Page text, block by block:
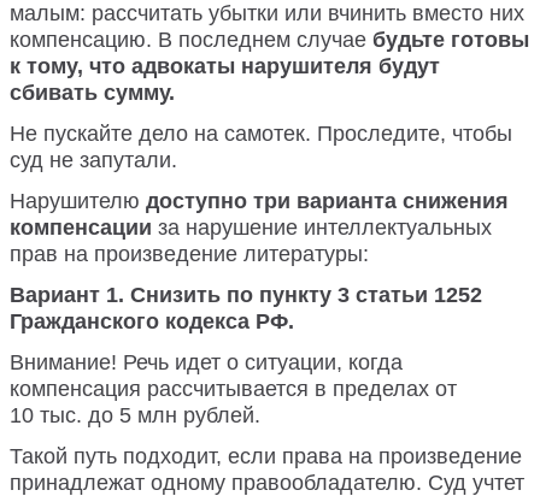
малым: рассчитать убытки или вчинить вместо них
компенсацию. В последнем случае будьте готовы
к тому, что адвокаты нарушителя будут
сбивать сумму.
Не пускайте дело на самотек. Проследите, чтобы
суд не запутали.
Нарушителю доступно три варианта снижения
компенсации за нарушение интеллектуальных
прав на произведение литературы:
Вариант 1. Снизить по пункту 3 статьи 1252
Гражданского кодекса РФ.
Внимание! Речь идет о ситуации, когда
компенсация рассчитывается в пределах от
10 тыс. до 5 млн рублей.
Такой путь подходит, если права на произведение
принадлежат одному правообладателю. Суд учтет